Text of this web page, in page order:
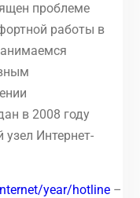
проблеме
работы в
в 2008 году
Интернет-
year/hotline–